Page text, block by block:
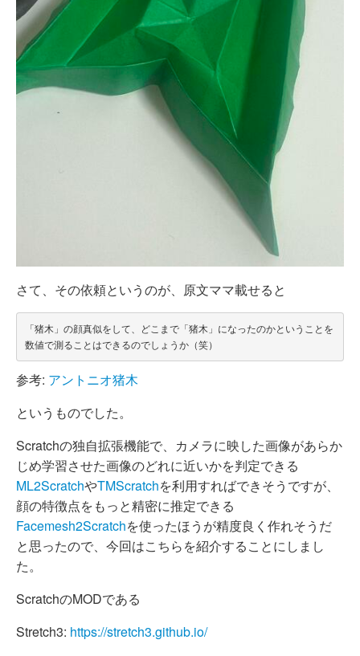
さて、その依頼というのが、原文ママ載せると
「猪木」の顔真似をして、どこまで「猪木」になったのかということを
参考: アントニオ猪木
というものでした。
Scratchの独自拡張機能で、カメラに映した画像があらか
じめ学習させた画像のどれに近いかを判定できる
ML2ScratchやTMScratchを利用すればできそうですが、
顔の特徴点をもっと精密に推定できる
Facemesh2Scratchを使ったほうが精度良く作れそうだ
と思ったので、今回はこちらを紹介することにしまし
た。
ScratchのMODである
Stretch3: https://stretch3.github.io/